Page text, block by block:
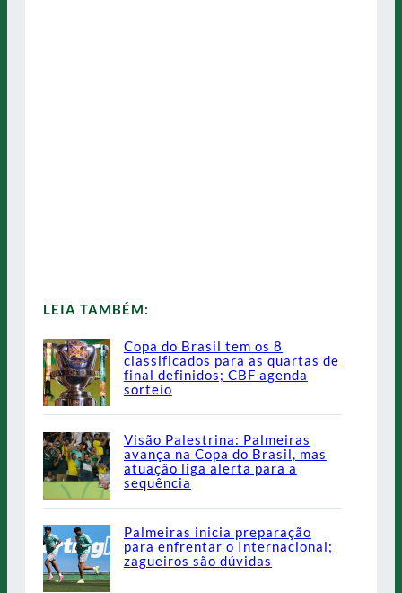
LEIA TAMBÉM:
Copa do Brasil tem os 8
classificados para as quartas de
final definidos; CBF agenda
sorteio
Visão Palestrina: Palmeiras
avança na Copa do Brasil, mas
atuação liga alerta para a
sequência
Palmeiras inicia preparação
para enfrentar o Internacional;
zagueiros são dúvidas